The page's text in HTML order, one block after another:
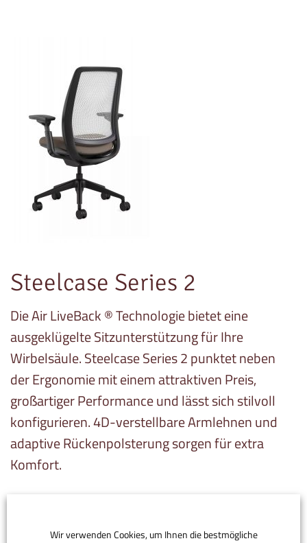
Steelcase Series 2
Die Air LiveBack ® Technologie bietet eine
ausgeklügelte Sitzunterstützung für Ihre
Wirbelsäule. Steelcase Series 2 punktet neben
der Ergonomie mit einem attraktiven Preis,
großartiger Performance und lässt sich stilvoll
konfigurieren. 4D-verstellbare Armlehnen und
adaptive Rückenpolsterung sorgen für extra
Komfort.
Wir verwenden Cookies, um Ihnen die bestmögliche